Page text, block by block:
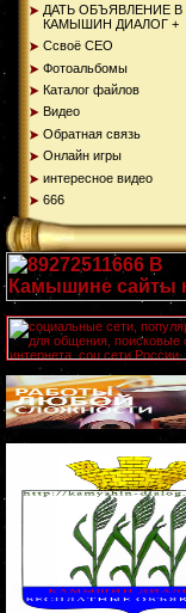
ДАТЬ ОБЪЯВЛЕНИЕ В
КАМЫШИН ДИАЛОГ +
Ссвоё СЕО
Фотоальбомы
Каталог файлов
Видео
Обратная связь
Онлайн игры
интересное видео
666